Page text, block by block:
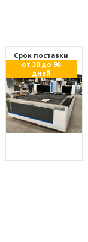
Cрок поставки
от 30 до 90
дней